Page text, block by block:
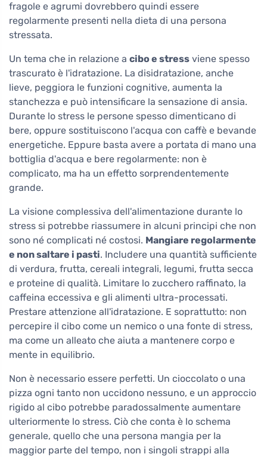
fragole e agrumi dovrebbero quindi essere
regolarmente presenti nella dieta di una persona
stressata.
Un tema che in relazione a cibo e stress viene spesso
trascurato è l'idratazione. La disidratazione, anche
lieve, peggiora le funzioni cognitive, aumenta la
stanchezza e può intensificare la sensazione di ansia.
Durante lo stress le persone spesso dimenticano di
bere, oppure sostituiscono l'acqua con caffè e bevande
energetiche. Eppure basta avere a portata di mano una
bottiglia d'acqua e bere regolarmente: non è
complicato, ma ha un effetto sorprendentemente
grande.
La visione complessiva dell'alimentazione durante lo
stress si potrebbe riassumere in alcuni principi che non
sono né complicati né costosi. Mangiare regolarmente
e non saltare i pasti. Includere una quantità sufficiente
di verdura, frutta, cereali integrali, legumi, frutta secca
e proteine di qualità. Limitare lo zucchero raffinato, la
caffeina eccessiva e gli alimenti ultra-processati.
Prestare attenzione all'idratazione. E soprattutto: non
percepire il cibo come un nemico o una fonte di stress,
ma come un alleato che aiuta a mantenere corpo e
mente in equilibrio.
Non è necessario essere perfetti. Un cioccolato o una
pizza ogni tanto non uccidono nessuno, e un approccio
rigido al cibo potrebbe paradossalmente aumentare
ulteriormente lo stress. Ciò che conta è lo schema
generale, quello che una persona mangia per la
maggior parte del tempo, non i singoli strappi alla